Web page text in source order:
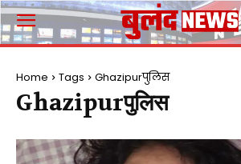
Home Tags Ghazipurपुलिस
Ghazipurपुलिस